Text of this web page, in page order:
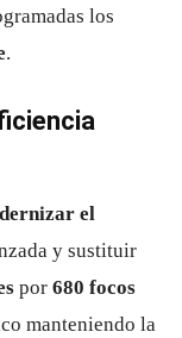
los
.
el
y sustituir
por 680 focos
manteniendo la